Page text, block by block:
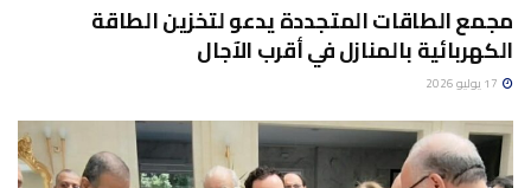
مجمع الطاقات المتجددة يدعو لتخزين الطاقة
الكهربائية بالمنازل في أقرب الآجال